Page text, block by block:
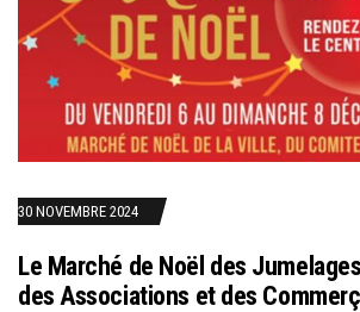
30 NOVEMBRE 2024
Le Marché de Noël des
des Associations et des